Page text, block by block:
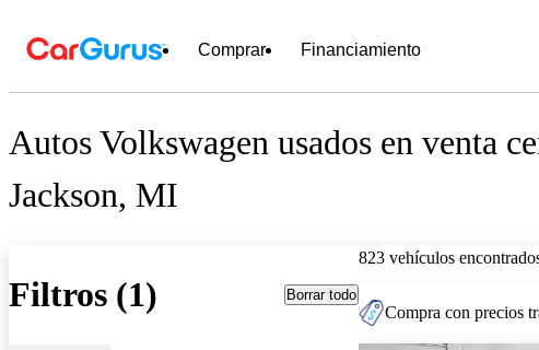
Comprar Financiamiento
Autos Volkswagen usados en venta
Jackson, MI
Filtros (1) Borrar todo
823 vehículos
Compra con precios